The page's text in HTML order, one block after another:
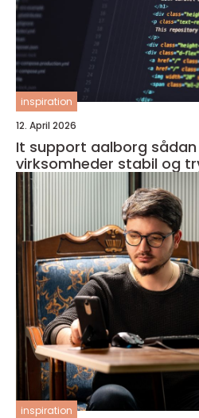
inspiration
12. April 2026
It support aalborg sådan sikrer
virksomheder stabil og
inspiration